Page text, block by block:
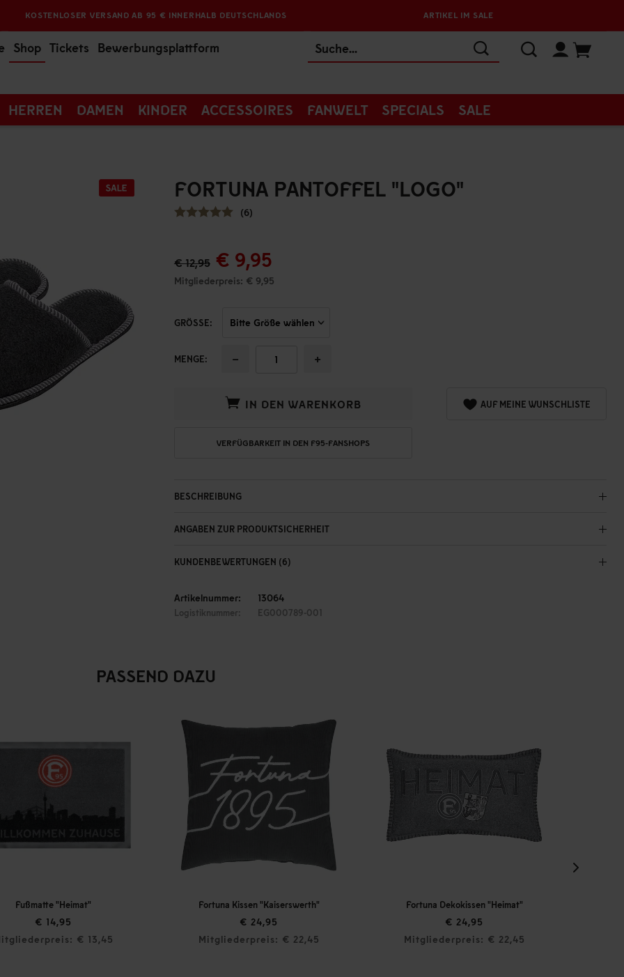
KOSTENLOSER VERSAND AB 95 € INNERHALB DEUTSCHLANDS ARTIKEL IM SALE
Shop Tickets Bewerbungsplattform
HERREN DAMEN KINDER ACCESSOIRES FANWELT SPECIALS SALE
FORTUNA PANTOFFEL "LOGO"
(6)
€ 12,95 € 9,95
Mitgliederpreis: € 9,95
GRÖSSE:
MENGE: − +
IN DEN WARENKORB AUF MEINE WUNSCHLISTE
VERFÜGBARKEIT IN DEN F95-FANSHOPS
BESCHREIBUNG
ANGABEN ZUR PRODUKTSICHERHEIT
KUNDENBEWERTUNGEN (6)
Artikelnummer: 13064
Logistiknummer: EG000789-001
PASSEND DAZU
Fortuna Kissen "Kaiserswerth"
€ 24,95
Mitgliederpreis: € 22,45
Fortuna Dekokissen "Heimat"
€ 24,95
Mitgliederpreis: € 22,45
€ 39,95
Mitgliederpreis: € 35,96